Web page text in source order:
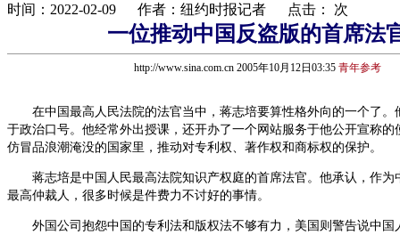
时间：2022-02-09 作者：纽约时报记者 点击： 次
一位推动中国反盗版的首席法
http://www.sina.com.cn 2005年10月12日03:35 青年参考
在中国最高人民法院的法官当中，蒋志培要算性格外向的一个了。
于政治口号。他经常外出授课，还开办了一个网站服务于他公开宣称的
仿冒品浪潮淹没的国家里，推动对专利权、著作权和商标权的保护。
蒋志培是中国人民最高法院知识产权庭的首席法官。他承认，作为
最高仲裁人，很多时候是件费力不讨好的事情。
外国公司抱怨中国的专利法和版权法不够有力，美国则警告说中国